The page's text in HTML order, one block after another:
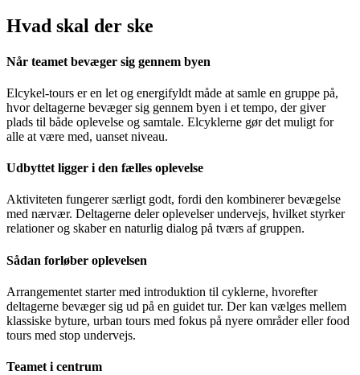
Hvad skal der ske
Når teamet bevæger sig gennem byen
Elcykel-tours er en let og energifyldt måde at samle en gruppe på,
hvor deltagerne bevæger sig gennem byen i et tempo, der giver
plads til både oplevelse og samtale. Elcyklerne gør det muligt for
alle at være med, uanset niveau.
Udbyttet ligger i den fælles oplevelse
Aktiviteten fungerer særligt godt, fordi den kombinerer bevægelse
med nærvær. Deltagerne deler oplevelser undervejs, hvilket styrker
relationer og skaber en naturlig dialog på tværs af gruppen.
Sådan forløber oplevelsen
Arrangementet starter med introduktion til cyklerne, hvorefter
deltagerne bevæger sig ud på en guidet tur. Der kan vælges mellem
klassiske byture, urban tours med fokus på nyere områder eller food
tours med stop undervejs.
Teamet i centrum